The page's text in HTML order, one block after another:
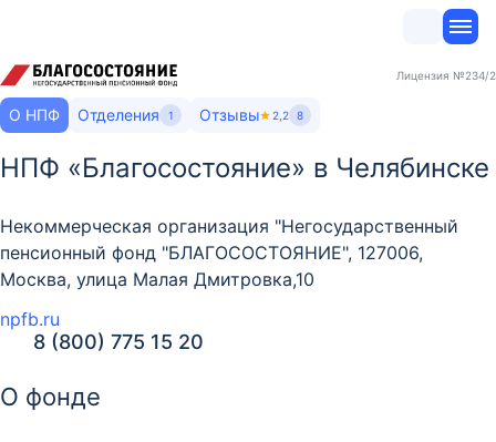
Лицензия №234/2
О НПФ Отделения 1 Отзывы 2,2 8
НПФ «Благосостояние» в Челябинске
Некоммерческая организация "Негосударственный
пенсионный фонд "БЛАГОСОСТОЯНИЕ", 127006,
Москва, улица Малая Дмитровка,10
npfb.ru
8 (800) 775 15 20
О фонде